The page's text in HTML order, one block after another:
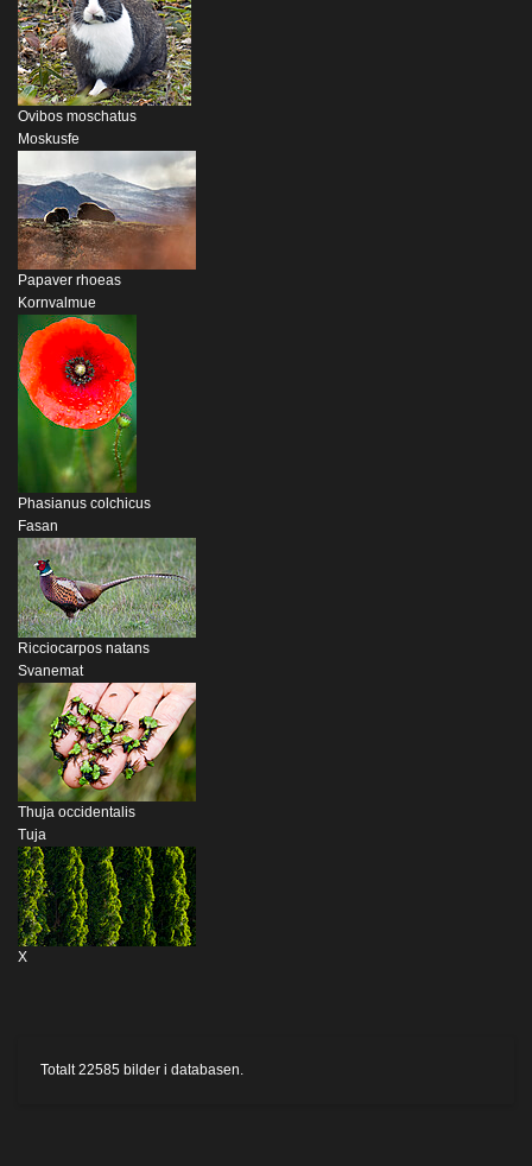
Ovibos moschatus
Moskusfe
Papaver rhoeas
Kornvalmue
Phasianus colchicus
Fasan
Ricciocarpos natans
Svanemat
Thuja occidentalis
Tuja
X
Totalt22585 bilder i databasen.